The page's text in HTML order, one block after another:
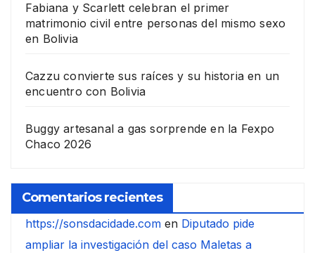
Fabiana y Scarlett celebran el primer
matrimonio civil entre personas del mismo sexo
en Bolivia
Cazzu convierte sus raíces y su historia en un
encuentro con Bolivia
Buggy artesanal a gas sorprende en la Fexpo
Chaco 2026
Comentarios recientes
https://sonsdacidade.com en Diputado pide
ampliar la investigación del caso Maletas a